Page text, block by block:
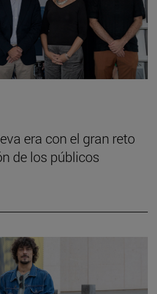
era con el gran reto
de los públicos